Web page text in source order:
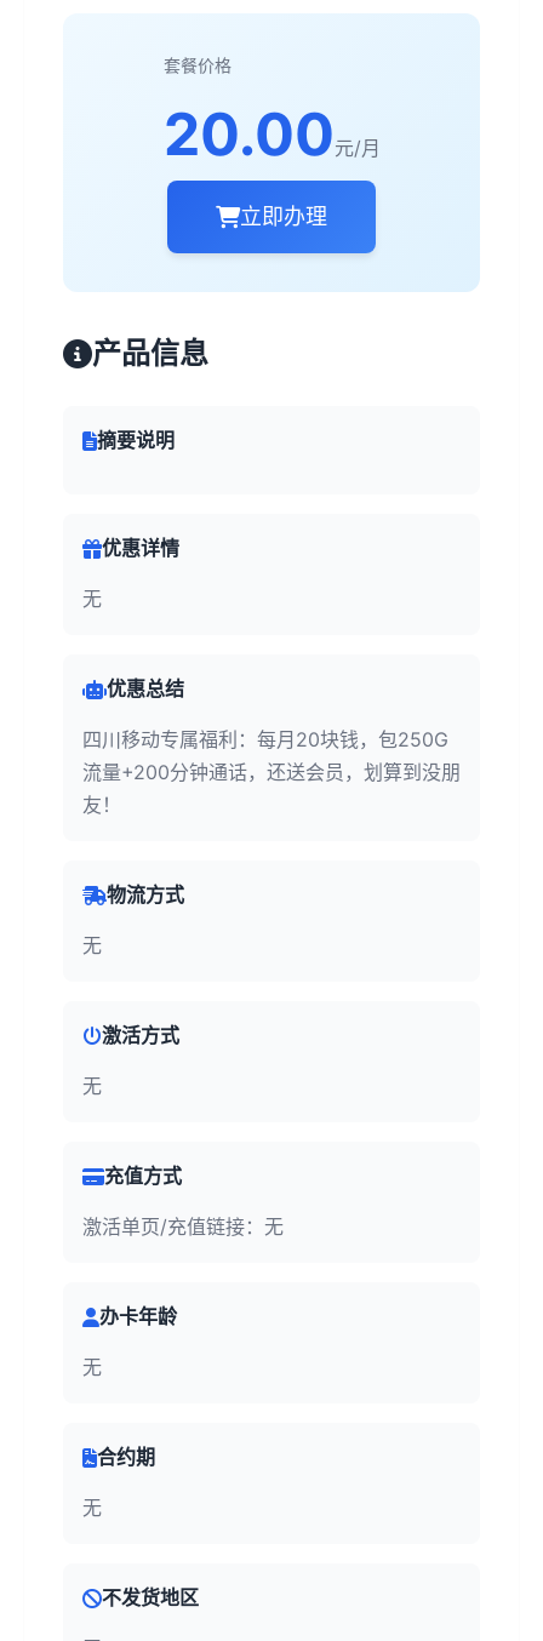
套餐价格
20.00元/月
立即办理
产品信息
摘要说明
优惠详情
无
优惠总结
四川移动专属福利：每月20块钱，包250G
流量+200分钟通话，还送会员，划算到没朋
友！
物流方式
无
激活方式
无
充值方式
激活单页/充值链接：无
办卡年龄
无
合约期
无
不发货地区